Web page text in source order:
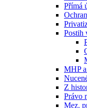
Přímá
Postih
MHP
Z
Právo
Mez.